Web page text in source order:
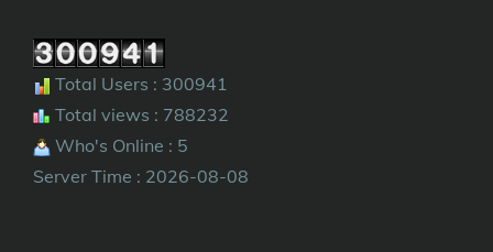
Total Users : 300941
Total views : 788232
Who's Online : 5
Server Time : 2026-08-08